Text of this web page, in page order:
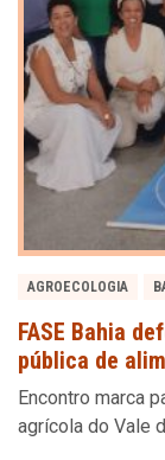
AGROECOLOGIA
FASE Bahia
pública de
Encontro marca
agrícola do Vale